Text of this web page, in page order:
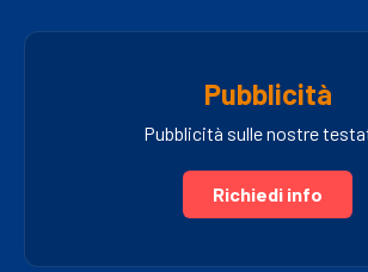
Pubblicità
Pubblicità sulle nostre
Richiedi info